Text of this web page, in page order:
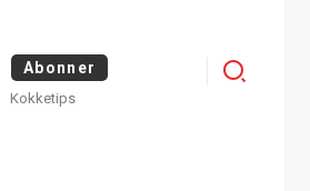
Abonner
Kokketips
Menu